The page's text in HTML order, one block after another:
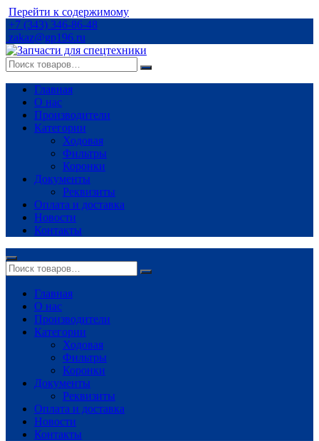
Перейти к содержимому
+7 (343) 346-86-48
zakaz@gp196.ru
Главная
О нас
Производители
Категории
Ходовая
Фильтры
Коронки
Документы
Реквизиты
Оплата и доставка
Новости
Контакты
Главная
О нас
Производители
Категории
Ходовая
Фильтры
Коронки
Документы
Реквизиты
Оплата и доставка
Новости
Контакты